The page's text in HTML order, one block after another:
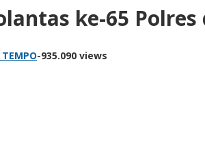
ke-65
TEMPO-935.090 views